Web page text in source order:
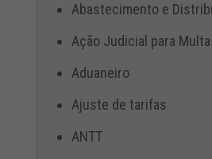
Abastecimento e
Ação Judicial para
Aduaneiro
Ajuste de tarifas
ANTT